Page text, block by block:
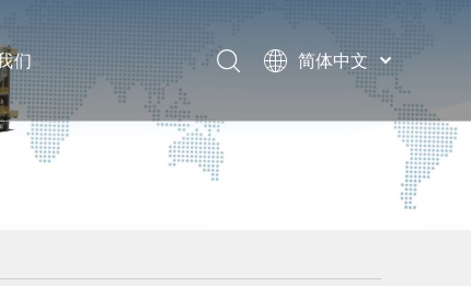
们
简体中文
English